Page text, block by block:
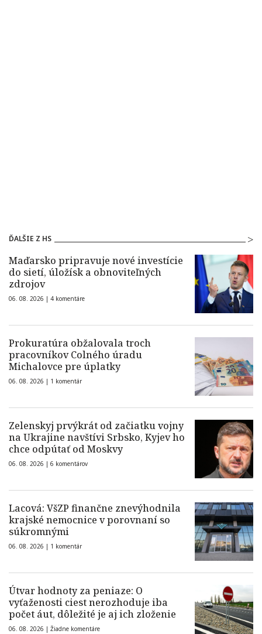
ĎALŠIE Z HS
Maďarsko pripravuje nové investície
do sietí, úložísk a obnoviteľných
zdrojov
06. 08. 2026 | 4 komentáre
Prokuratúra obžalovala troch
pracovníkov Colného úradu
Michalovce pre úplatky
06. 08. 2026 | 1 komentár
Zelenskyj prvýkrát od začiatku vojny
na Ukrajine navštívi Srbsko, Kyjev ho
chce odpútať od Moskvy
06. 08. 2026 | 6 komentárov
Lacová: VšZP finančne znevýhodnila
krajské nemocnice v porovnaní so
súkromnými
06. 08. 2026 | 1 komentár
Útvar hodnoty za peniaze: O
vyťaženosti ciest nerozhoduje iba
počet áut, dôležité je aj ich zloženie
06. 08. 2026 | Žiadne komentáre